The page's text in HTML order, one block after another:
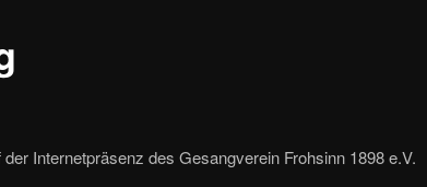
Internetpräsenz des Gesangverein Frohsinn 1898 e.V.